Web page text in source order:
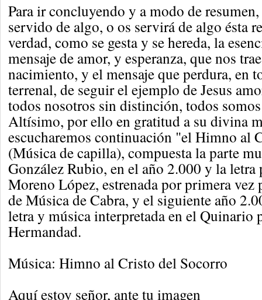
Para ir concluyendo y a modo de
servido de algo, o os servirá de algo ésta
verdad, como se gesta y se hereda, la
mensaje de amor, y esperanza, que nos
nacimiento, y el mensaje que perdura, en
terrenal, de seguir el ejemplo de Jesus
todos nosotros sin distinción, todos
Altísimo, por ello en gratitud a su divina
escucharemos continuación "el Himno al
(Música de capilla), compuesta la parte
González Rubio, en el año 2.000 y la letra
Moreno López, estrenada por primera
de Música de Cabra, y el siguiente año
letra y música interpretada en el Quinario
Hermandad.
Música: Himno al Cristo del Socorro
Aquí estoy señor, ante tu imagen